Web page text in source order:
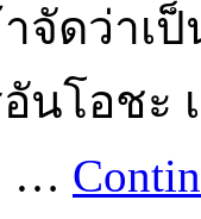
จัดว่าเ
นโอชะ
…